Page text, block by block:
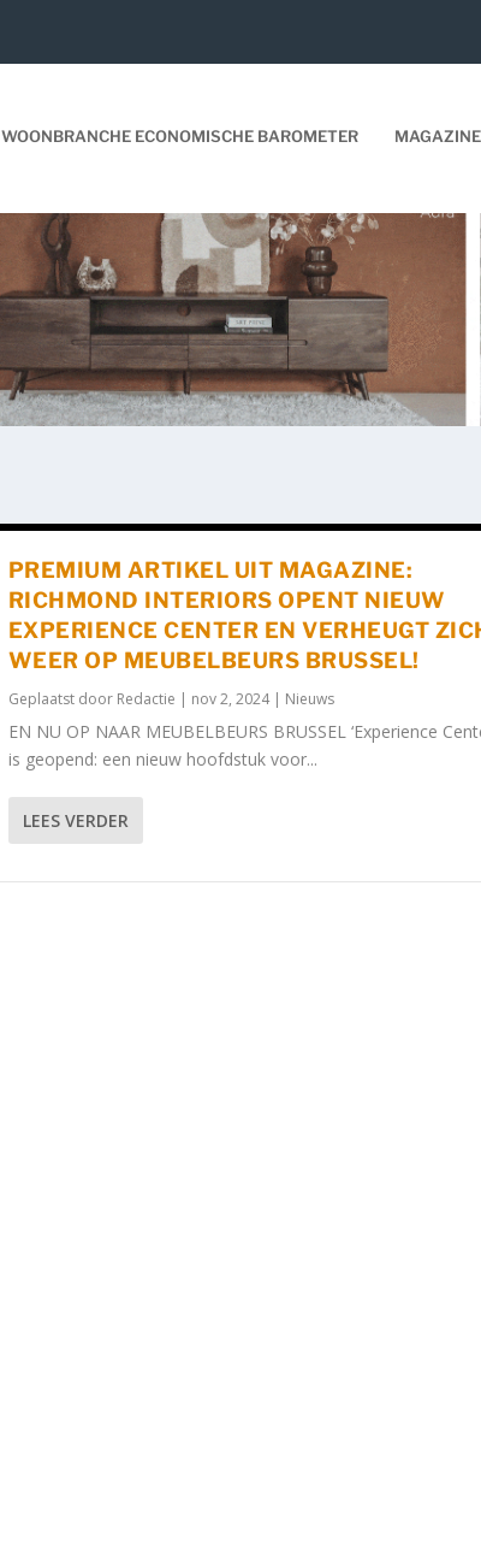
WOONBRANCHE ECONOMISCHE BAROMETER MAGAZINE
PREMIUM ARTIKEL UIT MAGAZINE:
RICHMOND INTERIORS OPENT NIEUW
EXPERIENCE CENTER EN VERHEUGT
WEER OP MEUBELBEURS BRUSSEL!
Geplaatst door Redactie | nov 2, 2024| Nieuws
EN NU OP NAAR MEUBELBEURS BRUSSEL ‘Experience
is geopend: een nieuw hoofdstuk voor...
LEES VERDER